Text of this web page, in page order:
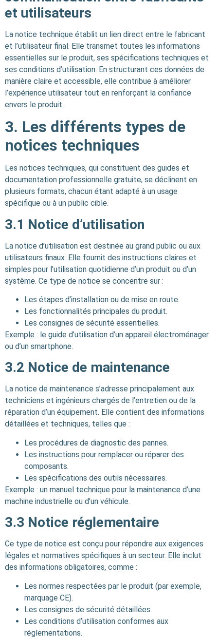
et utilisateurs
La notice technique établit un lien direct entre le fabricant
et l’utilisateur final. Elle transmet toutes les informations
essentielles sur le produit, ses spécifications techniques et
ses conditions d’utilisation. En structurant ces données de
manière claire et accessible, elle contribue à améliorer
l’expérience utilisateur tout en renforçant la confiance
envers le produit.
3. Les différents types de
notices techniques
Les notices techniques, qui constituent des guides et
documentation professionnelle gratuite, se déclinent en
plusieurs formats, chacun étant adapté à un usage
spécifique ou à un public cible.
3.1 Notice d’utilisation
La notice d’utilisation est destinée au grand public ou aux
utilisateurs finaux. Elle fournit des instructions claires et
simples pour l’utilisation quotidienne d’un produit ou d’un
système. Ce type de notice se concentre sur :
Les étapes d’installation ou de mise en route.
Les fonctionnalités principales du produit.
Les consignes de sécurité essentielles.
Exemple : le guide d’utilisation d’un appareil électroménager
ou d’un smartphone.
3.2 Notice de maintenance
La notice de maintenance s’adresse principalement aux
techniciens et ingénieurs chargés de l’entretien ou de la
réparation d’un équipement. Elle contient des informations
détaillées et techniques, telles que :
Les procédures de diagnostic des pannes.
Les instructions pour remplacer ou réparer des
composants.
Les spécifications des outils nécessaires.
Exemple : un manuel technique pour la maintenance d’une
machine industrielle ou d’un véhicule.
3.3 Notice réglementaire
Ce type de notice est conçu pour répondre aux exigences
légales et normatives spécifiques à un secteur. Elle inclut
des informations obligatoires, comme :
Les normes respectées par le produit (par exemple,
marquage CE).
Les consignes de sécurité détaillées.
Les conditions d’utilisation conformes aux
réglementations.